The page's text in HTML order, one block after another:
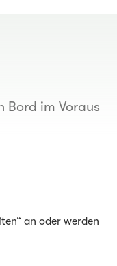
Bord im Voraus
an oder werden